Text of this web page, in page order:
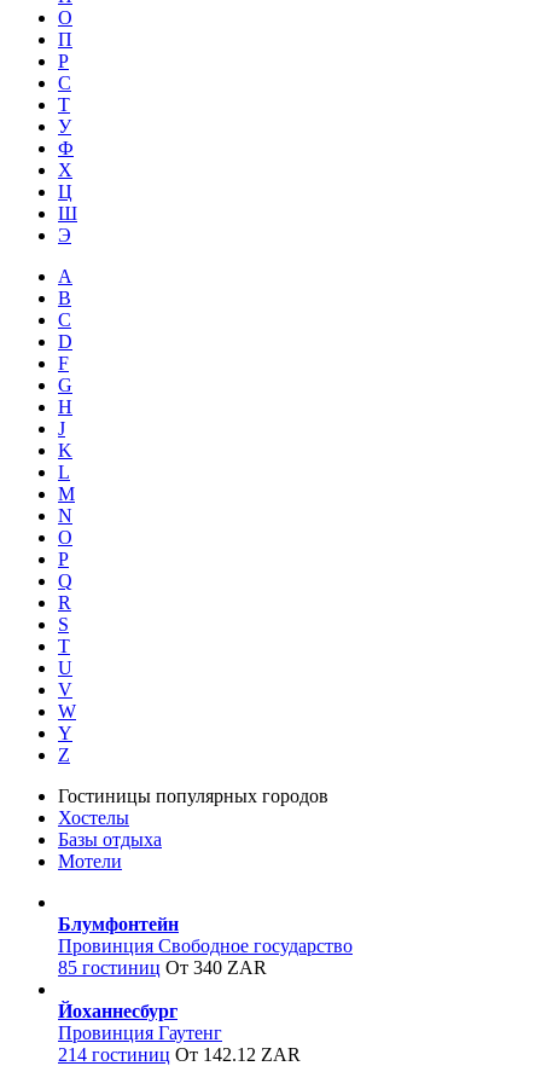
О
П
Р
С
Т
У
Ф
Х
Ц
Ш
Э
A
B
C
D
F
G
H
J
K
L
M
N
O
P
Q
R
S
T
U
V
W
Y
Z
Гостиницы популярных городов
Хостелы
Базы отдыха
Мотели
Блумфонтейн
Провинция Свободное государство
85 гостиниц От 340 ZAR
Йоханнесбург
Провинция Гаутенг
214 гостиниц От 142.12 ZAR